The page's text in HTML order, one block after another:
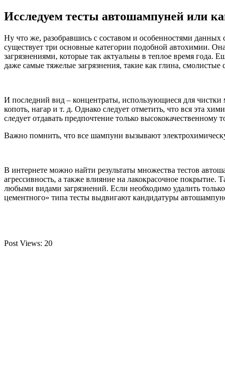
Исследуем тесты автошампуней или
Ну что же, разобравшись с составом и особенностями
существует три основные категории подобной автохимии.
загрязнениями, которые так актуальны в теплое время
даже самые тяжелые загрязнения, такие как глина, смолистые
И последний вид – концентраты, использующиеся для чистки
копоть, нагар и т. д. Однако следует отметить, что вся эта
следует отдавать предпочтение только
Важно помнить, что все шампуни вызывают
В интернете можно найти результаты множества тестов
агрессивность, а также влияние на лакокрасочное
любыми видами загрязнений. Если необходимо удалить
цементного» типа тесты выдвигают кандидатуры
Post Views: 20